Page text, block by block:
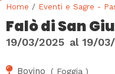
Home / Eventi e Sagre -
Falò di San
19/03/2025 al 19/
Bovino ( Foggia )